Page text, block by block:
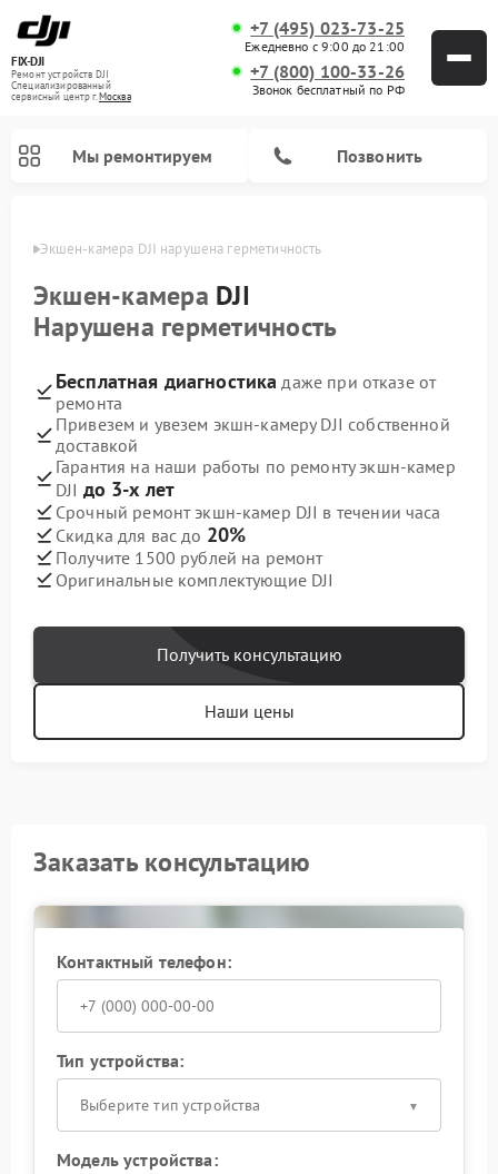
FIX-DJI
Ремонт устройств DJI
Специализированный
cервисный центр г.Москва
+7 (495) 023-73-25
Ежедневно с 9:00 до 21:00
+7 (800) 100-33-26
Звонок бесплатный по РФ
Мы ремонтируем Позвонить
Экшен-камера DJI нарушена герметичность
Экшен-камера DJI
Нарушена герметичность
Бесплатная диагностика даже при отказе от
ремонта
Привезем и увезем экшн-камеру DJI собственной
доставкой
Гарантия на наши работы по ремонту экшн-камер
DJI до 3-х лет
Срочный ремонт экшн-камер DJI в течении часа
Скидка для вас до 20%
Получите 1500 рублей на ремонт
Оригинальные комплектующие DJI
Получить консультацию
Наши цены
Заказать консультацию
Контактный телефон:
Тип устройства:
Выберите тип устройства
Модель устройства: